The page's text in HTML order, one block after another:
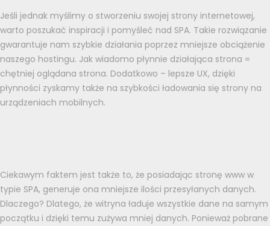
Jeśli jednak myślimy o stworzeniu swojej strony internetowej,
warto poszukać inspiracji i pomyśleć nad SPA. Takie rozwiązanie
gwarantuje nam szybkie działania poprzez mniejsze obciążenie
naszego hostingu. Jak wiadomo płynnie działająca strona =
chętniej oglądana strona. Dodatkowo – lepsze UX, dzięki
płynności zyskamy także na szybkości ładowania się strony na
urządzeniach mobilnych.
Ciekawym faktem jest także to, że posiadając stronę www w
typie SPA, generuje ona mniejsze ilości przesyłanych danych.
Dlaczego? Dlatego, że witryna ładuje wszystkie dane na samym
początku i dzięki temu zużywa mniej danych. Ponieważ pobrane